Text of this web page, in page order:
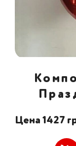
Цена 1427